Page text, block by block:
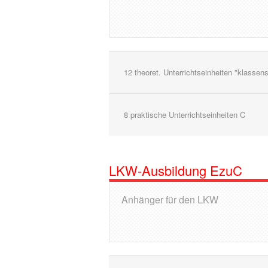
12 theoret. Unterrichtseinheiten
8 praktische Unterrichtseinheiten C
LKW-Ausbildung EzuC
Anhänger für den LKW